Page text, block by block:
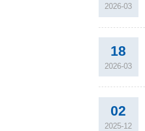
2026-03
18
2026-03
02
2025-12